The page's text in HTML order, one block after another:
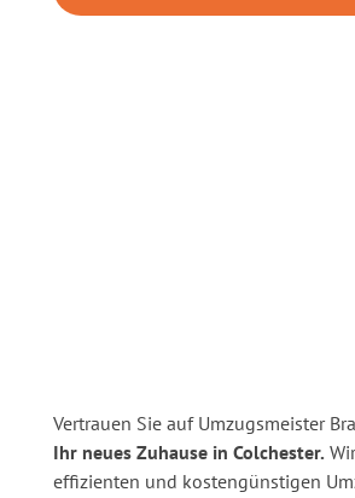
Vertrauen Sie auf Umzugsmeister
Ihr neues Zuhause in Colchester.
effizienten und kostengünstigen